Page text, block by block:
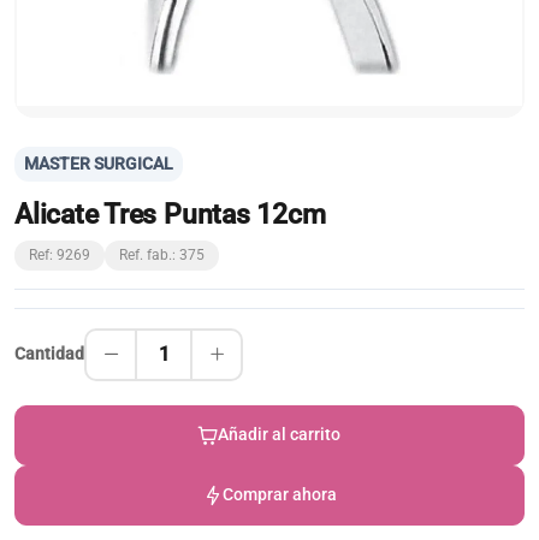
MASTER SURGICAL
Alicate Tres Puntas 12cm
Ref: 9269 Ref. fab.: 375
Cantidad 1
Añadir al carrito
Comprar ahora